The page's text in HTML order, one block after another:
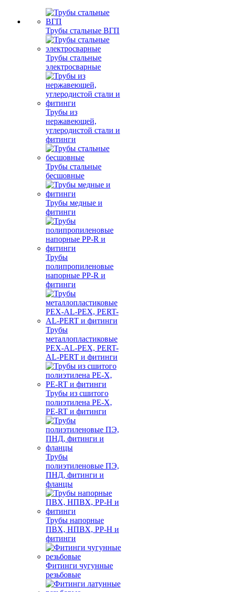
Трубы стальные ВГП
Трубы стальные
электросварные
Трубы из
нержавеющей,
углеродистой стали и
фитинги
Трубы стальные
бесшовные
Трубы медные и
фитинги
Трубы
полипропиленовые
напорные PP-R и
фитинги
Трубы
металлопластиковые
PEX-AL-PEX, PERT-
AL-PERT и фитинги
Трубы из сшитого
полиэтилена PE-X,
PE-RT и фитинги
Трубы
полиэтиленовые ПЭ,
ПНД, фитинги и
фланцы
Трубы напорные
ПВХ, НПВХ, PP-H и
фитинги
Фитинги чугунные
резьбовые